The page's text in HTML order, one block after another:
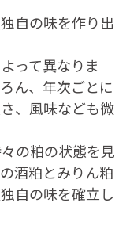
自の味を作り出
って異なりま
ん、年次ごとに
、風味なども微
の粕の状態を見
酒粕とみりん粕
自の味を確立し